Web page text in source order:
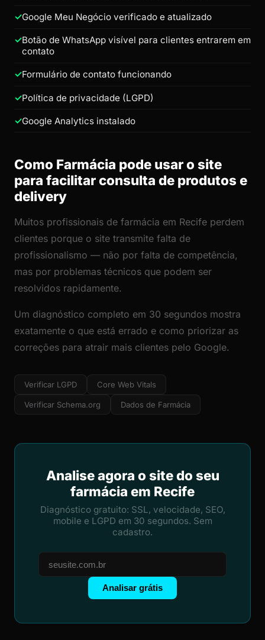
Google Meu Negócio verificado e atualizado
Botão de WhatsApp visível para clientes entrarem em
contato
Formulário de contato funcionando
Política de privacidade (LGPD)
Google Analytics instalado
Como Farmácia pode usar o site
para facilitar consulta de produtos e
delivery
Muitos profissionais de farmácia em Recife perdem
clientes porque o site transmite falta de
profissionalismo — não por falta de competência,
mas por problemas técnicos que podem ser
resolvidos rapidamente.
Um diagnóstico completo em 30 segundos mostra
exatamente o que está errado e como priorizar as
correções para atrair mais clientes pelo Google.
Verificar LGPD Core Web Vitals
Verificar Schema.org Dados de Farmácia
Analise agora o site do seu
farmácia em Recife
Diagnóstico gratuito: SSL, velocidade, SEO,
mobile e LGPD em 30 segundos. Sem
cadastro.
Analisar grátis